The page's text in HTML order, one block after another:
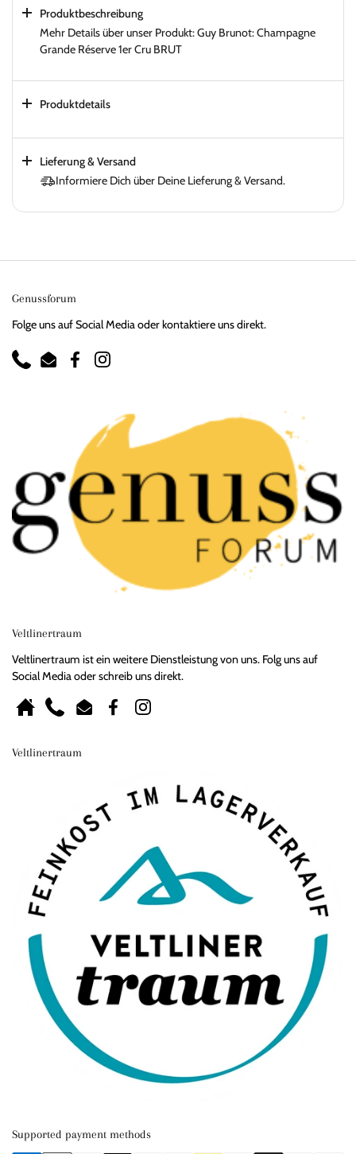
Produktbeschreibung
Mehr Details über unser Produkt: Guy Brunot: Champagne
Grande Réserve 1er Cru BRUT
Produktdetails
Lieferung & Versand
Informiere Dich über Deine Lieferung & Versand.
Genussforum
Folge uns auf Social Media oder kontaktiere uns direkt.
PhoneEmailFacebookInstagram
Veltlinertraum
Veltlinertraum ist ein weitere Dienstleistung von uns. Folg uns auf
Social Media oder schreib uns direkt.
Homepage
Phone Email FacebookInstagram
Veltlinertraum
Supported payment methods